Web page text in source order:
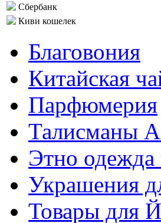
Сбербанк
Киви кошелек
Благовония
Китайская
Парфюмерия
Талисманы
Этно одежда
Украшения
Товары для